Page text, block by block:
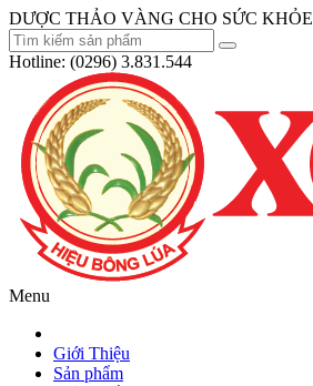
DƯỢC THẢO VÀNG CHO SỨC KHỎE
Hotline: (0296) 3.831.544
Menu
Giới Thiệu
Sản phẩm